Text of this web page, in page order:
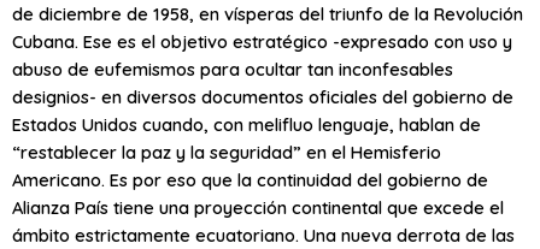
de diciembre de 1958, en vísperas del triunfo de la Revolución
Cubana. Ese es el objetivo estratégico -expresado con uso y
abuso de eufemismos para ocultar tan inconfesables
designios- en diversos documentos oficiales del gobierno de
Estados Unidos cuando, con melifluo lenguaje, hablan de
“restablecer la paz y la seguridad” en el Hemisferio
Americano. Es por eso que la continuidad del gobierno de
Alianza País tiene una proyección continental que excede el
ámbito estrictamente ecuatoriano. Una nueva derrota de las